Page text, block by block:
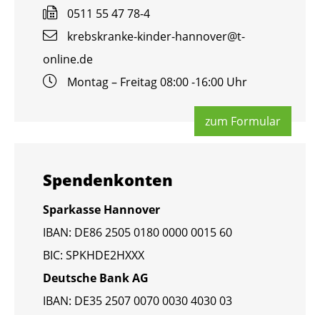
0511 55 47 78-4
krebs­kran­ke-kin­der-han­no­ver@​t-​
online.​de
Mon­tag – Frei­tag 08:00 -16:00 Uhr
zum For­mu­lar
Spen­den­kon­ten
Spar­kas­se Han­no­ver
IBAN: DE86 2505 0180 0000 0015 60
BIC: SPKHDE2HXXX
Deut­sche Bank AG
IBAN: DE35 2507 0070 0030 4030 03